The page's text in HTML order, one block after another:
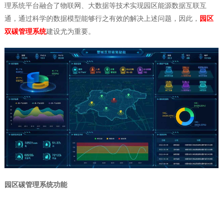
理系统平台融合了物联网、大数据等技术实现园区能源数据互联互
通，通过科学的数据模型能够行之有效的解决上述问题，因此， 园区
双碳管理系统建设尤为重要。
园区碳管理系统功能